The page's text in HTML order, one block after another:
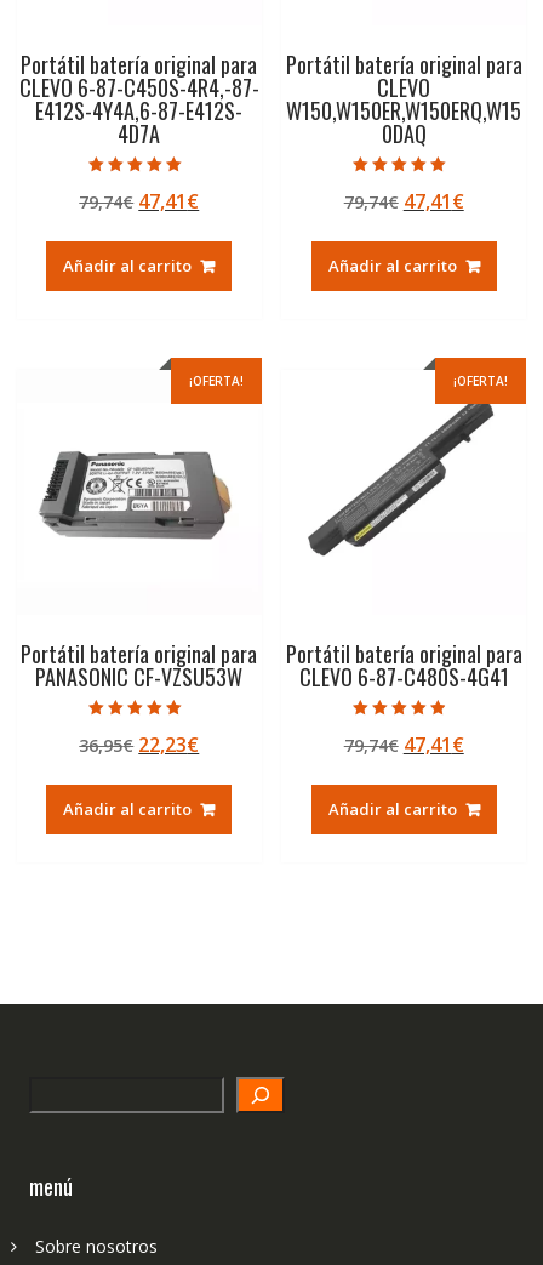
Portátil batería original para
CLEVO 6-87-C450S-4R4,-87-
E412S-4Y4A,6-87-E412S-
4D7A
5.00
de 5
79,74€ El
original
era:
47,41€El
actual
es:
Añadir al carrito
Portátil batería original para
CLEVO
W150,W150ER,W150ERQ,W15
0DAQ
5.00
de 5
79,74€ El
original
era:
47,41€El
actual
es:
Añadir al carrito
¡OFERTA!
Portátil batería original para
PANASONIC CF-VZSU53W
5.00
de 5
36,95€ El
original
era:
22,23€El
actual
es:
Añadir al carrito
¡OFERTA!
Portátil batería original para
CLEVO 6-87-C480S-4G41
4.50
de 5
79,74€ El
original
era:
47,41€El
actual
es:
Añadir al carrito
menú
Sobre nosotros